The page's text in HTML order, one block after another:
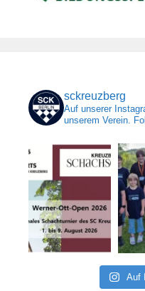
sckreuzberg
Auf unserer
unserem Verein.
Auf